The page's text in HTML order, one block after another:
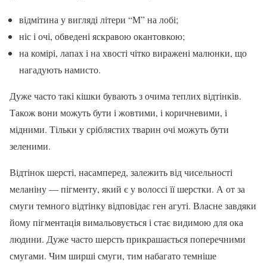
відмітина у вигляді літери “М” на лобі;
ніс і очі, обведені яскравою окантовкою;
на комірі, лапах і на хвості чітко виражені малюнки, що
нагадують намисто.
Дуже часто такі кішки бувають з очима теплих відтінків.
Також вони можуть бути і жовтими, і коричневими, і
мідними. Тільки у сріблястих тварин очі можуть бути
зеленими.
Відтінок шерсті, насамперед, залежить від чисельності
меланіну — пігменту, який є у волоссі її шерстки. А от за
смуги темного відтінку відповідає ген агуті. Власне завдяки
йому пігментація вимальовується і стає видимою для ока
людини. Дуже часто шерсть прикрашається поперечними
смугами. Чим ширші смуги, тим набагато темніше